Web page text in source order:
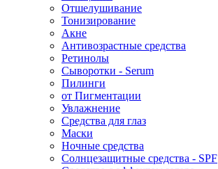
Отшелушивание
Тонизирование
Акне
Антивозрастные средства
Ретинолы
Сыворотки - Serum
Пилинги
от Пигментации
Увлажнение
Средства для глаз
Маски
Ночные средства
Солнцезащитные средства - SPF